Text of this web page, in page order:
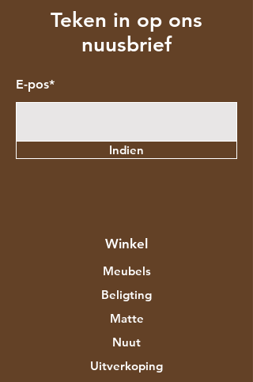
Teken in op ons
nuusbrief
E-pos*
Indien
Winkel
Meubels
Beligting
Matte
Nuut
Uitverkoping